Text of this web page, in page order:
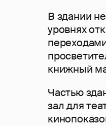
В здании
уровнях
книжный
Частью
зал для